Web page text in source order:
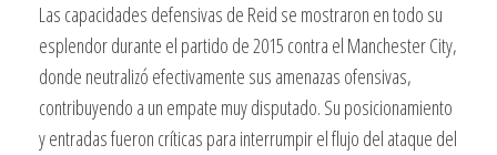
Las capacidades defensivas de Reid se mostraron en todo su
esplendor durante el partido de 2015 contra el Manchester City,
donde neutralizó efectivamente sus amenazas ofensivas,
contribuyendo a un empate muy disputado. Su posicionamiento
y entradas fueron críticas para interrumpir el flujo del ataque del